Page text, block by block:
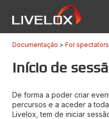
Documentação For spectators
Início de
De forma a poder criar
percursos e a aceder a
Livelox, tem de iniciar